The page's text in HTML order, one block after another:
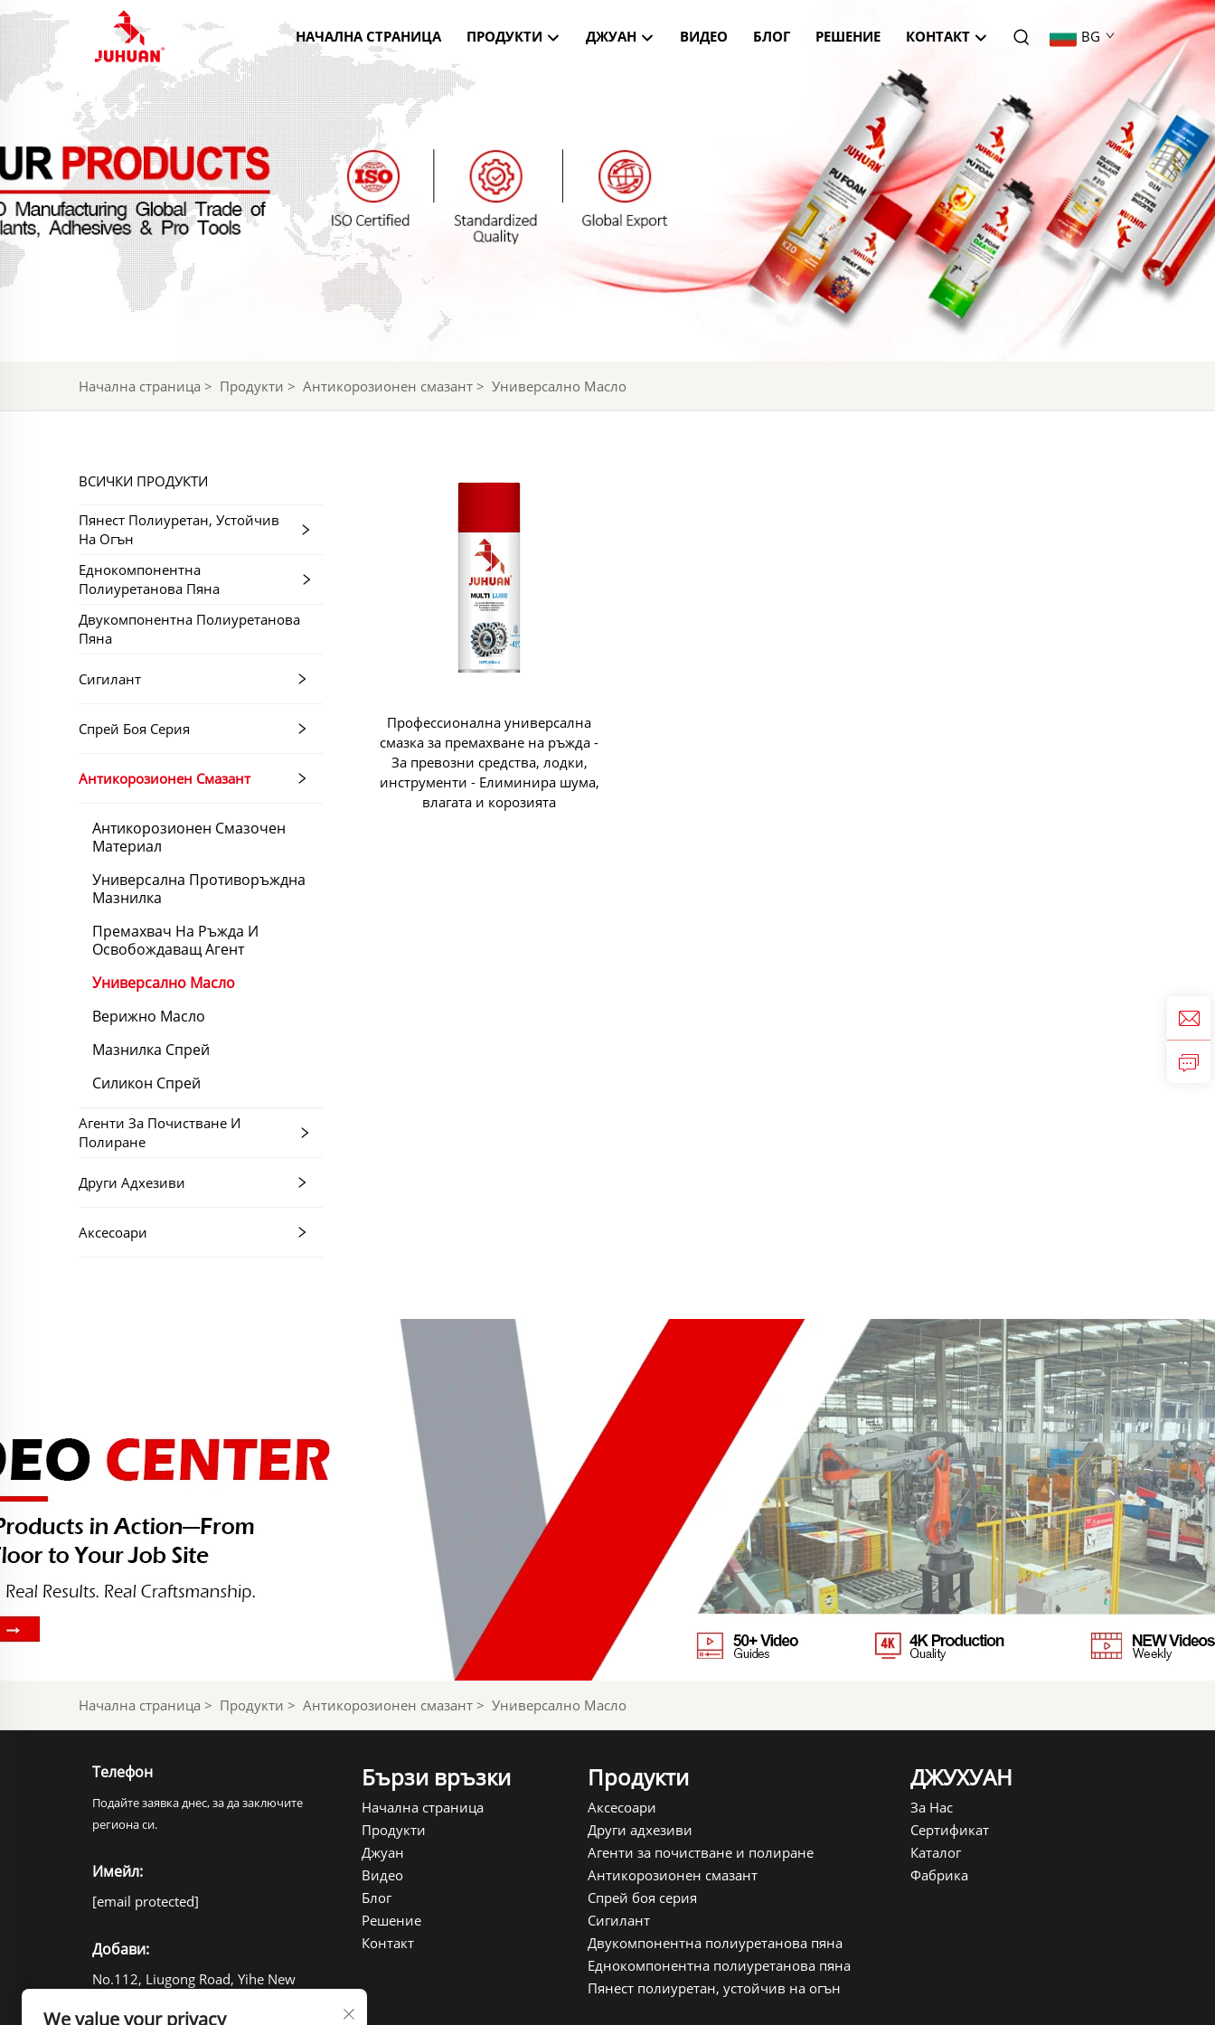
НАЧАЛНА СТРАНИЦА ПРОДУКТИ ДЖУАН ВИДЕО БЛОГ РЕШЕНИЕ КОНТАКТ BG
Начална страница > Продукти > Антикорозионен смазант > Универсално Масло
ВСИЧКИ ПРОДУКТИ
Пянест Полиуретан, Устойчив
На Огън
Еднокомпонентна
Полиуретанова Пяна
Двукомпонентна Полиуретанова
Пяна
Сигилант
Спрей Боя Серия
Антикорозионен Смазант
Антикорозионен Смазочен
Материал
Универсална Противоръждна
Мазнилка
Премахвач На Ръжда И
Освобождаващ Агент
Универсално Масло
Верижно Масло
Мазнилка Спрей
Силикон Спрей
Агенти За Почистване И
Полиране
Други Адхезиви
Аксесоари
Профессионална универсална
смазка за премахване на ръжда -
За превозни средства, лодки,
инструменти - Елиминира шума,
влагата и корозията
Начална страница > Продукти > Антикорозионен смазант > Универсално Масло
Телефон
Подайте заявка днес, за да заключите
региона си.
Имейл:
[email protected]
Добави:
No.112, Liugong Road, Yihe New
Бързи връзки
Начална страница
Продукти
Джуан
Видео
Блог
Решение
Контакт
Продукти
Пянест полиуретан, устойчив на огън
Еднокомпонентна полиуретанова пяна
Двукомпонентна полиуретанова пяна
Сигилант
Спрей боя серия
Антикорозионен смазант
Агенти за почистване и полиране
Други адхезиви
Аксесоари
ДЖУХУАН
За Нас
Сертификат
Каталог
Фабрика
We value your privacy